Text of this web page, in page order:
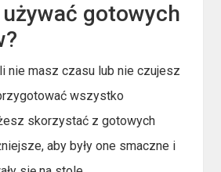
gotowych
nie masz czasu lub nie czujesz
wszystko
skorzystać z gotowych
aby były one smaczne i